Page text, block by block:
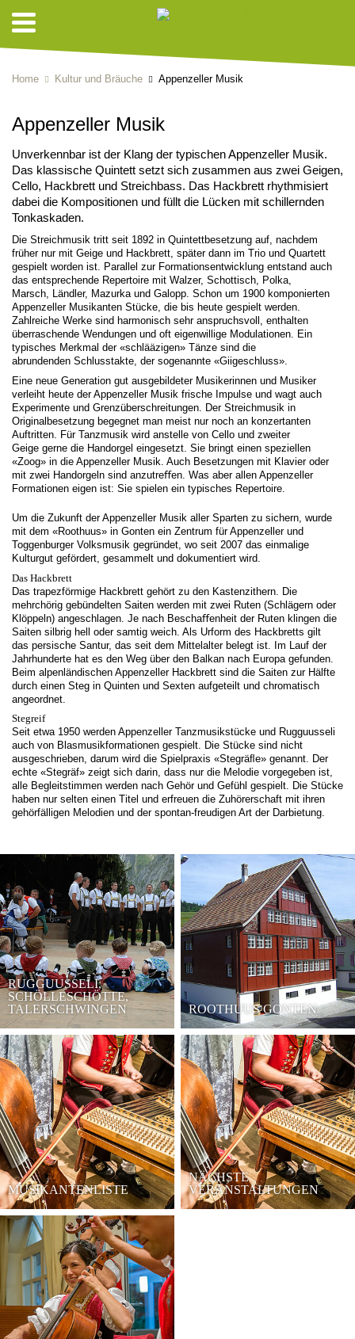
Home Kultur und Bräuche Appenzeller Musik
Appenzeller Musik
Unverkennbar ist der Klang der typischen Appenzeller Musik.
Das klassische Quintett setzt sich zusammen aus zwei Geigen,
Cello, Hackbrett und Streichbass. Das Hackbrett rhythmisiert
dabei die Kompositionen und füllt die Lücken mit schillernden
Tonkaskaden.
Die Streichmusik tritt seit 1892 in Quintettbesetzung auf, nachdem
früher nur mit Geige und Hackbrett, später dann im Trio und Quartett
gespielt worden ist. Parallel zur Formationsentwicklung entstand auch
das entsprechende Repertoire mit Walzer, Schottisch, Polka,
Marsch, Ländler, Mazurka und Galopp. Schon um 1900 komponierten
Appenzeller Musikanten Stücke, die bis heute gespielt werden.
Zahlreiche Werke sind harmonisch sehr anspruchsvoll, enthalten
überraschende Wendungen und oft eigenwillige Modulationen. Ein
typisches Merkmal der «schlääzigen» Tänze sind die
abrundenden Schlusstakte, der sogenannte «Giigeschluss».
Eine neue Generation gut ausgebildeter Musikerinnen und Musiker
verleiht heute der Appenzeller Musik frische Impulse und wagt auch
Experimente und Grenzüberschreitungen. Der Streichmusik in
Originalbesetzung begegnet man meist nur noch an konzertanten
Auftritten. Für Tanzmusik wird anstelle von Cello und zweiter
Geige gerne die Handorgel eingesetzt. Sie bringt einen speziellen
«Zoog» in die Appenzeller Musik. Auch Besetzungen mit Klavier oder
mit zwei Handorgeln sind anzutreﬀen. Was aber allen Appenzeller
Formationen eigen ist: Sie spielen ein typisches Repertoire.
Um die Zukunft der Appenzeller Musik aller Sparten zu sichern, wurde
mit dem «Roothuus» in Gonten ein Zentrum für Appenzeller und
Toggenburger Volksmusik gegründet, wo seit 2007 das einmalige
Kulturgut gefördert, gesammelt und dokumentiert wird.
Das Hackbrett
Das trapezförmige Hackbrett gehört zu den Kastenzithern. Die
mehrchörig gebündelten Saiten werden mit zwei Ruten (Schlägern oder
Klöppeln) angeschlagen. Je nach Beschaﬀenheit der Ruten klingen die
Saiten silbrig hell oder samtig weich. Als Urform des Hackbretts gilt
das persische Santur, das seit dem Mittelalter belegt ist. Im Lauf der
Jahrhunderte hat es den Weg über den Balkan nach Europa gefunden.
Beim alpenländischen Appenzeller Hackbrett sind die Saiten zur Hälfte
durch einen Steg in Quinten und Sexten aufgeteilt und chromatisch
angeordnet.
Stegreif
Seit etwa 1950 werden Appenzeller Tanzmusikstücke und Rugguusseli
auch von Blasmusikformationen gespielt. Die Stücke sind nicht
ausgeschrieben, darum wird die Spielpraxis «Stegräﬂe» genannt. Der
echte «Stegräf» zeigt sich darin, dass nur die Melodie vorgegeben ist,
alle Begleitstimmen werden nach Gehör und Gefühl gespielt. Die Stücke
haben nur selten einen Titel und erfreuen die Zuhörerschaft mit ihren
gehörfälligen Melodien und der spontan-freudigen Art der Darbietung.
RUGGUUSSELI,
SCHÖLLESCHÖTTE,
TALERSCHWINGEN
ROOTHUUS GONTEN
MUSIKANTENLISTE
NÄCHSTE
VERANSTALTUNGEN